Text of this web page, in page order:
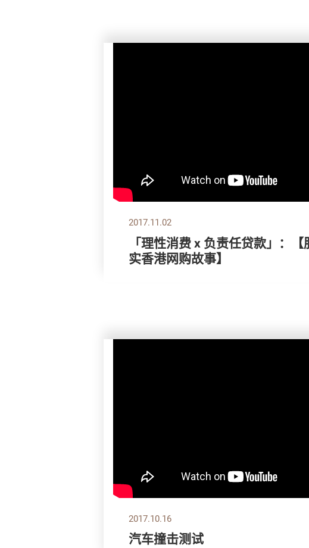
2017.11.02
「理性消费 x 负责任贷款」：
实香港网购故事】
2017.10.16
汽车撞击测试